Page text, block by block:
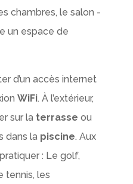
chambres, le salon -
un espace de
d’un accès internet
WiFi. À l’extérieur,
sur la terrasse ou
dans la piscine. Aux
: Le golf,
tennis, les